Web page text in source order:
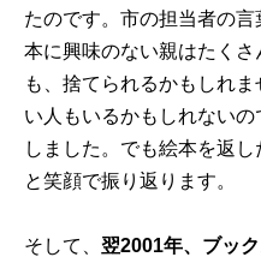
たのです。市の担当者の
本に興味のない親はたく
も、捨てられるかもしれ
い人もいるかもしれない
しました。でも絵本を返し
と笑顔で振り返ります。
そして、翌2001年、ブッ